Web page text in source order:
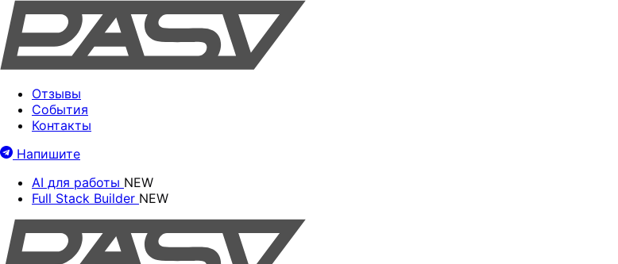
Отзывы
События
Контакты
Напишите
AI для работы NEW
Full Stack Builder NEW